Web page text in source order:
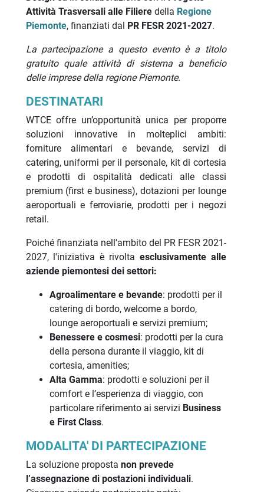
Attività Trasversali alle Filiere della Regione
Piemonte, finanziati dal PR FESR 2021-2027.
La partecipazione a questo evento è a titolo
gratuito quale attività di sistema a beneficio
delle imprese della regione Piemonte.
DESTINATARI
WTCE offre un’opportunità unica per proporre
soluzioni innovative in molteplici ambiti:
forniture alimentari e bevande, servizi di
catering, uniformi per il personale, kit di cortesia
e prodotti di ospitalità dedicati alle classi
premium (first e business), dotazioni per lounge
aeroportuali e ferroviarie, prodotti per i negozi
retail.
Poiché finanziata nell'ambito del PR FESR 2021-
2027, l'iniziativa è rivoltaesclusivamente alle
aziende piemontesi dei settori:
Agroalimentare e bevande: prodotti per il
catering di bordo, welcome a bordo,
lounge aeroportuali e servizi premium;
Benessere e cosmesi: prodotti per la cura
della persona durante il viaggio, kit di
cortesia, amenities;
Alta Gamma: prodotti e soluzioni per il
comfort e l’esperienza di viaggio, con
particolare riferimento ai servizi Business
e First Class.
MODALITA' DI PARTECIPAZIONE
La soluzione proposta non prevede
l’assegnazione di postazioni individuali.